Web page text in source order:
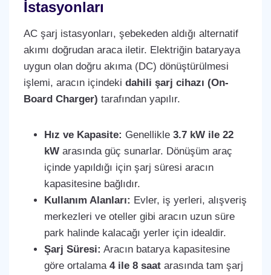
İstasyonları
AC şarj istasyonları, şebekeden aldığı alternatif
akımı doğrudan araca iletir. Elektriğin bataryaya
uygun olan doğru akıma (DC) dönüştürülmesi
işlemi, aracın içindeki dahili şarj cihazı (On-
Board Charger) tarafından yapılır.
Hız ve Kapasite: Genellikle 3.7 kW ile 22
kWarasında güç sunarlar. Dönüşüm araç
içinde yapıldığı için şarj süresi aracın
kapasitesine bağlıdır.
Kullanım Alanları: Evler, iş yerleri, alışveriş
merkezleri ve oteller gibi aracın uzun süre
park halinde kalacağı yerler için idealdir.
Şarj Süresi: Aracın batarya kapasitesine
göre ortalama 4 ile 8 saatarasında tam şarj